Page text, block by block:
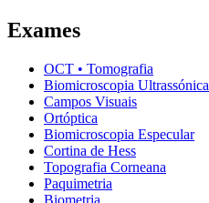
Exames
OCT • Tomografia
Biomicroscopia Ultrassónica
Campos Visuais
Ortóptica
Biomicroscopia Especular
Cortina de Hess
Topografia Corneana
Paquimetria
Biometria